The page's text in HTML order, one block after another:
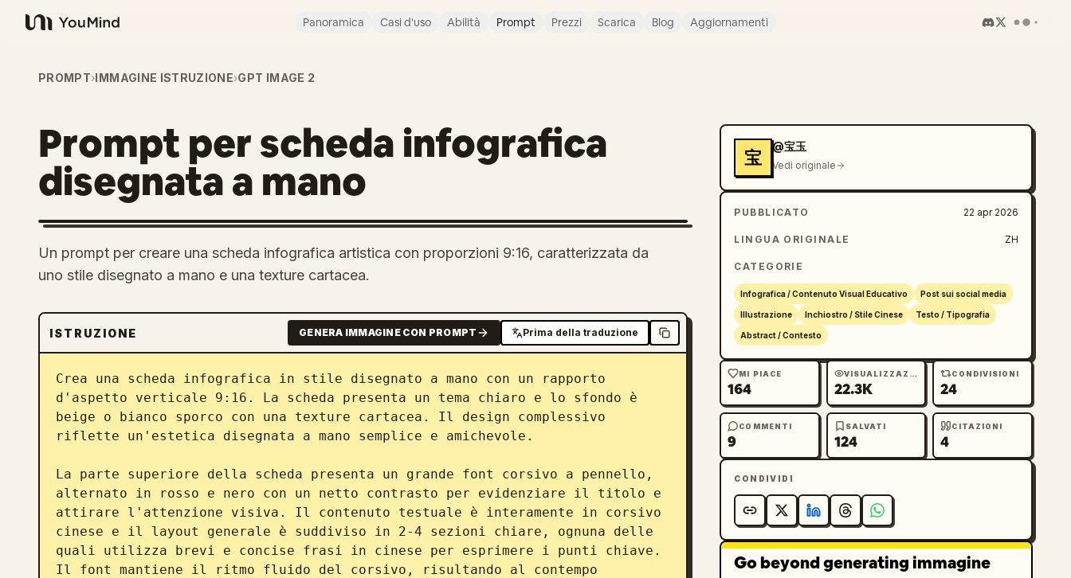
YouMind
Panoramica Casi d'uso Abilità Prompt Prezzi Scarica Blog Aggiornamenti
PROMPT›IMMAGINE ISTRUZIONE›GPT IMAGE 2
Prompt per scheda infografica
disegnata a mano
Un prompt per creare una scheda infografica artistica con proporzioni 9:16, caratterizzata da
uno stile disegnato a mano e una texture cartacea.
ISTRUZIONE GENERA IMMAGINE CON PROMPT Prima della traduzione
Crea una scheda infografica in stile disegnato a mano con un rapporto
d'aspetto verticale 9:16. La scheda presenta un tema chiaro e lo sfondo è
beige o bianco sporco con una texture cartacea. Il design complessivo
riflette un'estetica disegnata a mano semplice e amichevole.
La parte superiore della scheda presenta un grande font corsivo a pennello,
alternato in rosso e nero con un netto contrasto per evidenziare il titolo e
attirare l'attenzione visiva. Il contenuto testuale è interamente in corsivo
cinese e il layout generale è suddiviso in 2-4 sezioni chiare, ognuna delle
quali utilizza brevi e concise frasi in cinese per esprimere i punti chiave.
Il font mantiene il ritmo fluido del corsivo, risultando al contempo
宝
@宝玉
Vedi originale
PUBBLICATO 22 apr 2026
LINGUA ORIGINALE ZH
CATEGORIE
Infografica / Contenuto Visual Educativo Post sui social media
Illustrazione Inchiostro / Stile Cinese Testo / Tipografia
Abstract / Contesto
MI PIACE
164
VISUALIZZAZIONI
22.3K
CONDIVISIONI
24
COMMENTI
9
SALVATI
124
CITAZIONI
4
CONDIVIDI
Go beyond generating immagine